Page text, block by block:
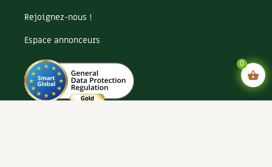
Rejoignez-nous !
Espace annonceurs
0